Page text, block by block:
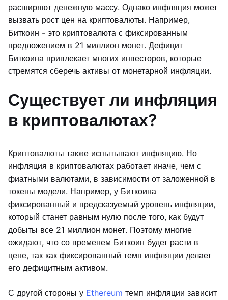
расширяют денежную массу. Однако инфляция может
вызвать рост цен на криптовалюты. Например,
Биткоин - это криптовалюта с фиксированным
предложением в 21 миллион монет. Дефицит
Биткоина привлекает многих инвесторов, которые
стремятся сберечь активы от монетарной инфляции.
Существует ли инфляция
в криптовалютах?
Криптовалюты также испытывают инфляцию. Но
инфляция в криптовалютах работает иначе, чем с
фиатными валютами, в зависимости от заложенной в
токены модели. Например, у Биткоина
фиксированный и предсказуемый уровень инфляции,
который станет равным нулю после того, как будут
добыты все 21 миллион монет. Поэтому многие
ожидают, что со временем Биткоин будет расти в
цене, так как фиксированный темп инфляции делает
его дефицитным активом.
С другой стороны у Ethereum темп инфляции зависит